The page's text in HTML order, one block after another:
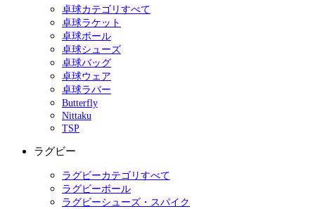
卓球カテゴリすべて
卓球ラケット
卓球ボール
卓球シューズ
卓球バッグ
卓球ウェア
卓球ラバー
Butterfly
Nittaku
TSP
ラグビー
ラグビーカテゴリすべて
ラグビーボール
ラグビーシューズ・スパイク